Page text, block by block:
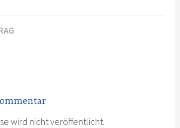
wird nicht veröffentlicht.